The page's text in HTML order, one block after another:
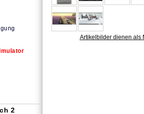
Artikelbilder dienen als
2